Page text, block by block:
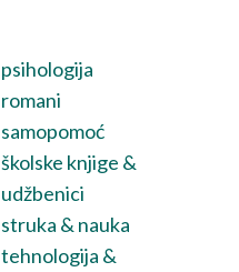
psihologija
romani
samopomoć
školske knjige &
udžbenici
struka & nauka
tehnologija &